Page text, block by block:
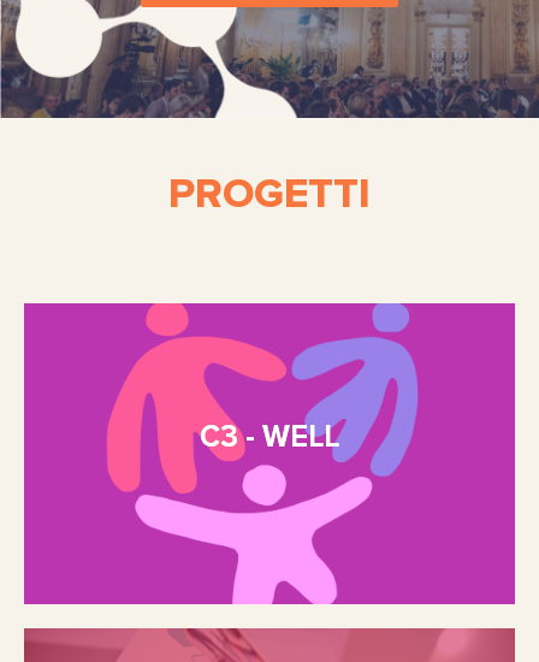
PROGETTI
C3 - WELL
C3 - WELL
Where Culture, Care and Community
Shape Well-Being
Scopri di più